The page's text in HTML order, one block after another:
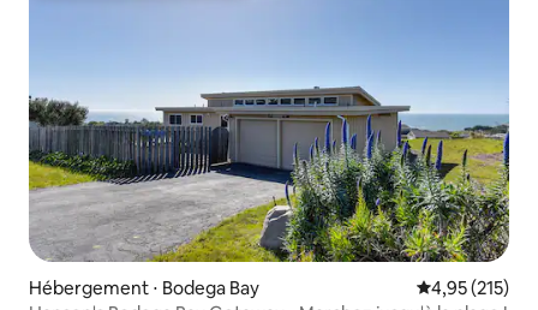
Hébergement ⋅ Bodega Bay Évaluation
4,95 (215)